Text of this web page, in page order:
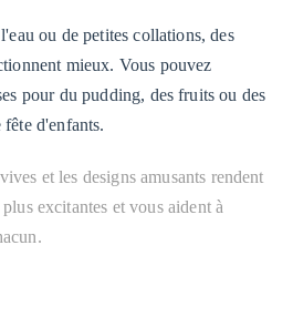
ou de petites collations, des
mieux. Vous pouvez
pour du pudding, des fruits ou des
d'enfants.
et les designs amusants rendent
excitantes et vous aident à